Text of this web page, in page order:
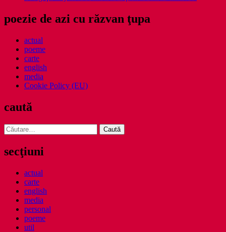
poezie de azi cu răzvan ţupa
actual
poeme
carte
english
media
Cookie Policy (EU)
caută
Caută
după:
secţiuni
actual
carte
english
media
personal
poeme
util